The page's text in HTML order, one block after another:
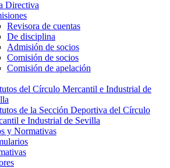
Directiva
Revisora de cuentas
De disciplina
Admisión de socios
Comisión de socios
Comisión de apelación
del Círculo Mercantil e Industrial de
de la Sección Deportiva del Círculo
e Industrial de Sevilla
y Normativas